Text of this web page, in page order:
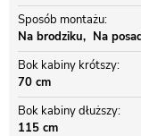
Sposób montażu
Na brodziku
Na
Bok kabiny krótszy
70 cm
Bok kabiny dłuższy
115 cm